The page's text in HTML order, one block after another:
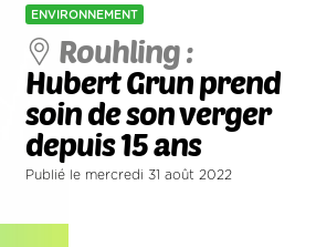
ENVIRONNEMENT
Rouhling :
Hubert Grun prend
soin de son verger
depuis 15 ans
Publié le mercredi 31 août 2022